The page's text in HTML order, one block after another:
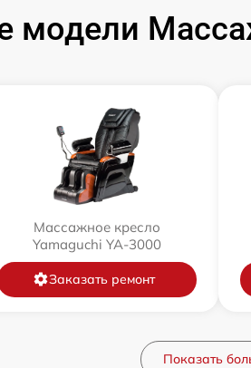
модели
Массажное кресло
Yamaguchi YA-3000
Заказать ремонт
Показать